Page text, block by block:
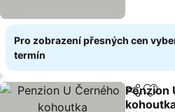
Pro zobrazení přesných cen
termín
Sdílet
Penzion